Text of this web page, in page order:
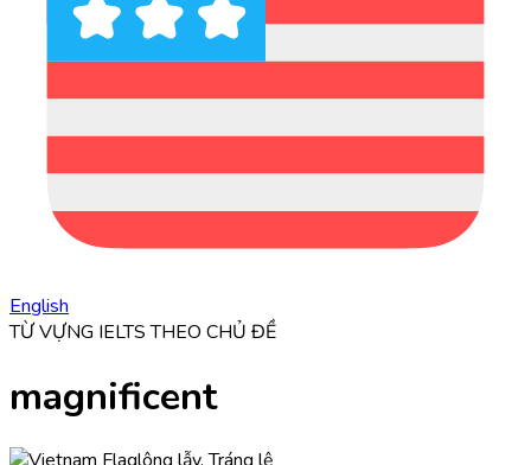
English
TỪ VỰNG IELTS THEO CHỦ ĐỀ
magnificent